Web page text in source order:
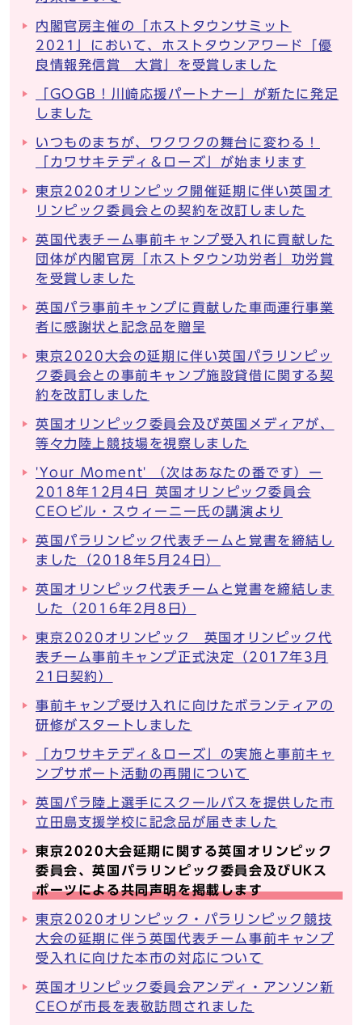
内閣官房主催の「ホストタウンサミット
2021」において、ホストタウンアワード「優
良情報発信賞 大賞」を受賞しました
「GOGB！川崎応援パートナー」が新たに発足
しました
いつものまちが、ワクワクの舞台に変わる！
「カワサキテディ＆ローズ」が始まります
東京2020オリンピック開催延期に伴い英国オ
リンピック委員会との契約を改訂しました
英国代表チーム事前キャンプ受入れに貢献した
団体が内閣官房「ホストタウン功労者」功労賞
を受賞しました
英国パラ事前キャンプに貢献した車両運行事業
者に感謝状と記念品を贈呈
東京2020大会の延期に伴い英国パラリンピッ
ク委員会との事前キャンプ施設貸借に関する契
約を改訂しました
英国オリンピック委員会及び英国メディアが、
等々力陸上競技場を視察しました
'Your Moment' （次はあなたの番です）ー
2018年12月4日 英国オリンピック委員会
CEOビル・スウィーニー氏の講演より
英国パラリンピック代表チームと覚書を締結し
ました（2018年5月24日）
英国オリンピック代表チームと覚書を締結しま
した（2016年2月8日）
東京2020オリンピック 英国オリンピック代
表チーム事前キャンプ正式決定（2017年3月
21日契約）
事前キャンプ受け入れに向けたボランティアの
研修がスタートしました
「カワサキテディ＆ローズ」の実施と事前キャ
ンプサポート活動の再開について
英国パラ陸上選手にスクールバスを提供した市
立田島支援学校に記念品が届きました
東京2020大会延期に関する英国オリンピック
委員会、英国パラリンピック委員会及びUKス
ポーツによる共同声明を掲載します
東京2020オリンピック・パラリンピック競技
大会の延期に伴う英国代表チーム事前キャンプ
受入れに向けた本市の対応について
英国オリンピック委員会アンディ・アンソン新
CEOが市長を表敬訪問されました